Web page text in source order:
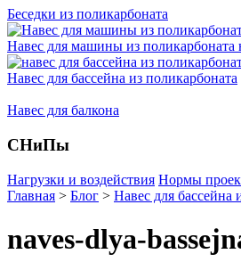
Беседки из поликарбоната
Навес для машины из поликарбоната
Навес для бассейна из поликарбоната
Навес для балкона
СНиПы
Нагрузки и воздействия Нормы
Главная > Блог > Навес для бассейна
naves-dlya-